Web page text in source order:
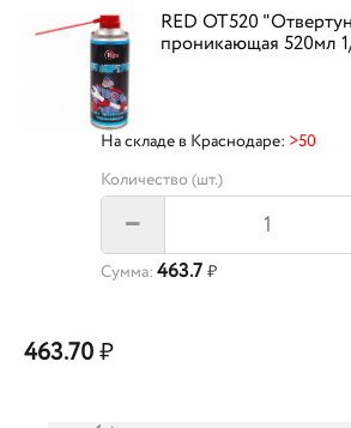
RED OT520
проникающая 520мл
На складе в Краснодаре: >50
Количество (шт.)
–
Сумма: 463.7 ₽
463.70₽